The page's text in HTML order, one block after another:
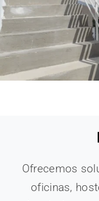
Ofrecemos
oficinas,